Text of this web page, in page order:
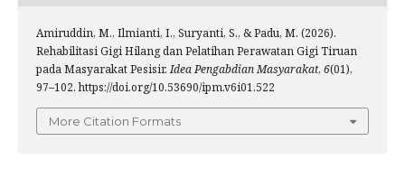
Amiruddin, M., Ilmianti, I., Suryanti, S., & Padu, M. (2026).
Rehabilitasi Gigi Hilang dan Pelatihan Perawatan Gigi Tiruan
pada Masyarakat Pesisir.Idea Pengabdian Masyarakat, 6(01),
97–102. https://doi.org/10.53690/ipm.v6i01.522
More Citation Formats